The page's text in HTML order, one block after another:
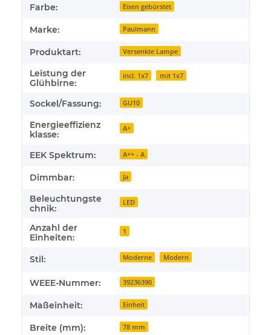
Farbe: Eisen gebürstet
Marke: Paulmann
Produktart: Versenkte Lampe
Leistung der
Glühbirne:
incl. 1x7 mit 1x7
Sockel/Fassung: GU10
Energieeffizienz
klasse:
A+
EEK Spektrum: A++ - A
Dimmbar: Ja
Beleuchtungste
chnik:
LED
Anzahl der
Einheiten:
1
Stil: Moderne Modern
WEEE-Nummer: 39236390
Maßeinheit: Einheit
Breite (mm): 78 mm